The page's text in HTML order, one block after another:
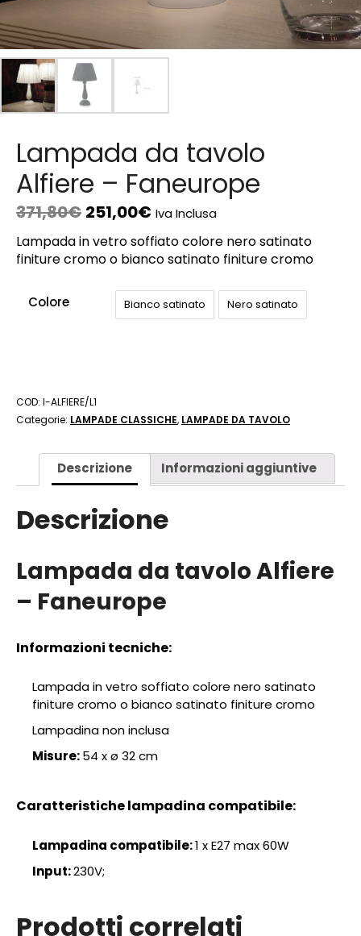
Lampada da tavolo
Alfiere – Faneurope
371,80€ 251,00€ Iva Inclusa
Lampada in vetro soffiato colore nero satinato
finiture cromo o bianco satinato finiture cromo
Colore Bianco satinato Nero satinato
COD: I-ALFIERE/L1
Categorie: LAMPADE CLASSICHE, LAMPADE DA TAVOLO
Descrizione Informazioni aggiuntive
Descrizione
Lampada da tavolo Alfiere
– Faneurope
Informazioni tecniche:
Lampada in vetro soffiato colore nero satinato
finiture cromo o bianco satinato finiture cromo
Lampadina non inclusa
Misure:54 x ø 32 cm
Caratteristiche lampadina compatibile:
Lampadina compatibile:1 x E27 max 60W
Input:230V;
Prodotti correlati